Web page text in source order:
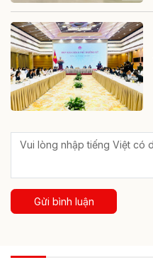
Gửi bình luận